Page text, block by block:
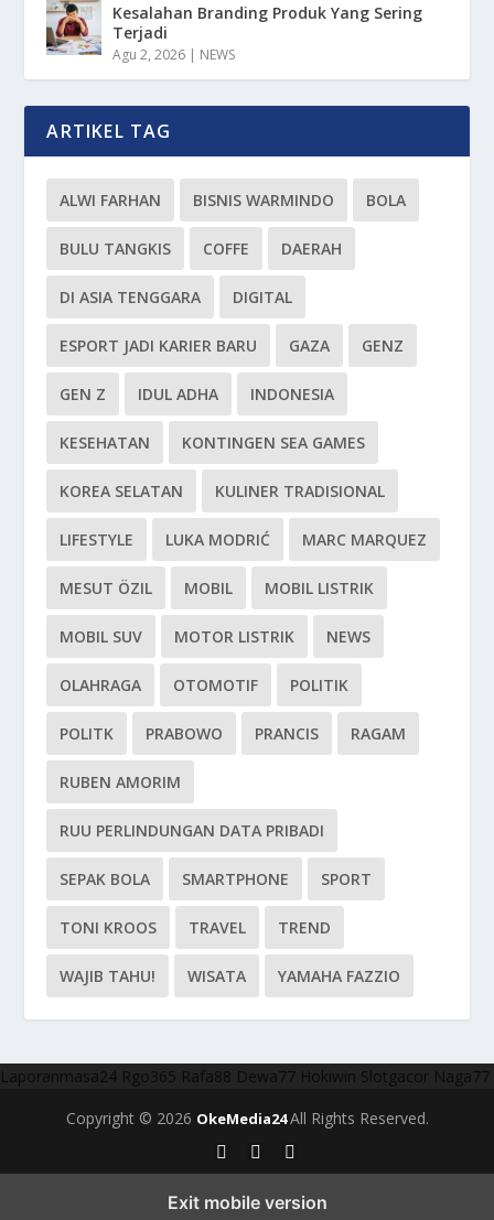
Kesalahan Branding Produk Yang Sering
Terjadi
Agu 2, 2026 | NEWS
ARTIKEL TAG
ALWI FARHAN BISNIS WARMINDO BOLA
BULU TANGKIS COFFE DAERAH
DI ASIA TENGGARA DIGITAL
ESPORT JADI KARIER BARU GAZA GENZ
GEN Z IDUL ADHA INDONESIA
KESEHATAN KONTINGEN SEA GAMES
KOREA SELATAN KULINER TRADISIONAL
LIFESTYLE LUKA MODRIĆ MARC MARQUEZ
MESUT ÖZIL MOBIL MOBIL LISTRIK
MOBIL SUV MOTOR LISTRIK NEWS
OLAHRAGA OTOMOTIF POLITIK
POLITK PRABOWO PRANCIS RAGAM
RUBEN AMORIM
RUU PERLINDUNGAN DATA PRIBADI
SEPAK BOLA SMARTPHONE SPORT
TONI KROOS TRAVEL TREND
WAJIB TAHU! WISATA YAMAHA FAZZIO
Laporanmasa24 Rgo365 Rafa88 Dewa77 Hokiwin Slotgacor Naga77
Copyright © 2026 OkeMedia24All Rights Reserved.
Exit mobile version